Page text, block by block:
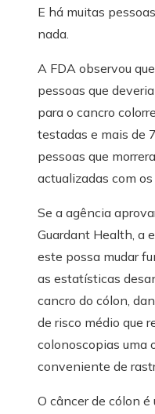
E há muitas
nada.
A FDA observou
pessoas que
para o cancro
testadas e mais de
pessoas que
actualizadas com
Se a agência
Guardant Health, a
este possa mudar
as estatísticas
cancro do cólon,
de risco médio que
colonoscopias uma
conveniente de
O câncer de cólon é